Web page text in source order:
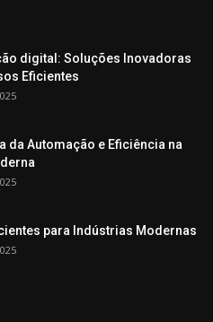
digital: Soluções Inovadoras
Eficientes
da Automação e Eficiência na
para Indústrias Modernas